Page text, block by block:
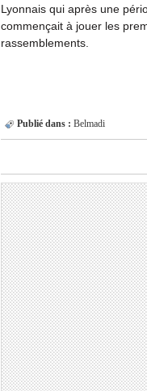
Lyonnais qui après une
commençait à jouer les
rassemblements.
Publié dans : Belmadi